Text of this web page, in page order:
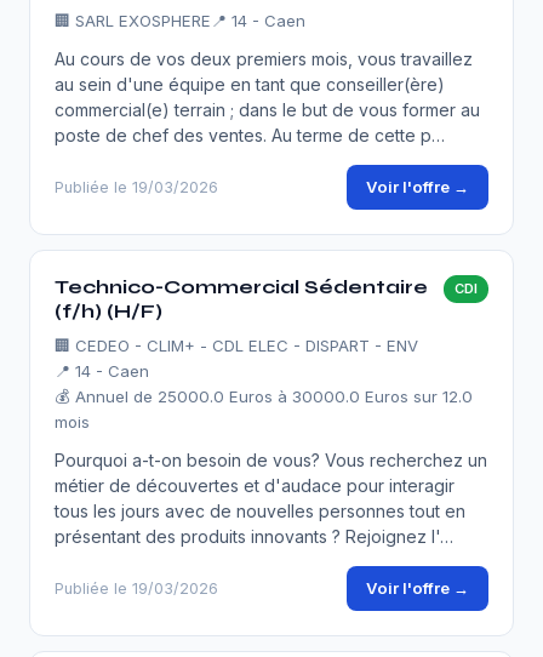
🏢 SARL EXOSPHERE 📍 14 - Caen
Au cours de vos deux premiers mois, vous travaillez
au sein d'une équipe en tant que conseiller(ère)
commercial(e) terrain ; dans le but de vous former au
poste de chef des ventes. Au terme de cette p…
Publiée le 19/03/2026 Voir l'offre →
Technico-Commercial Sédentaire
(f/h) (H/F)
CDI
🏢 CEDEO - CLIM+ - CDL ELEC - DISPART - ENV
📍 14 - Caen
💰 Annuel de 25000.0 Euros à 30000.0 Euros sur 12.0
mois
Pourquoi a-t-on besoin de vous? Vous recherchez un
métier de découvertes et d'audace pour interagir
tous les jours avec de nouvelles personnes tout en
présentant des produits innovants ? Rejoignez l'…
Publiée le 19/03/2026 Voir l'offre →